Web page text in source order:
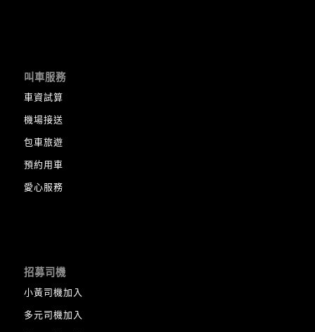
叫車服務
車資試算
機場接送
包車旅遊
預約用車
愛心服務
招募司機
小黃司機加入
多元司機加入